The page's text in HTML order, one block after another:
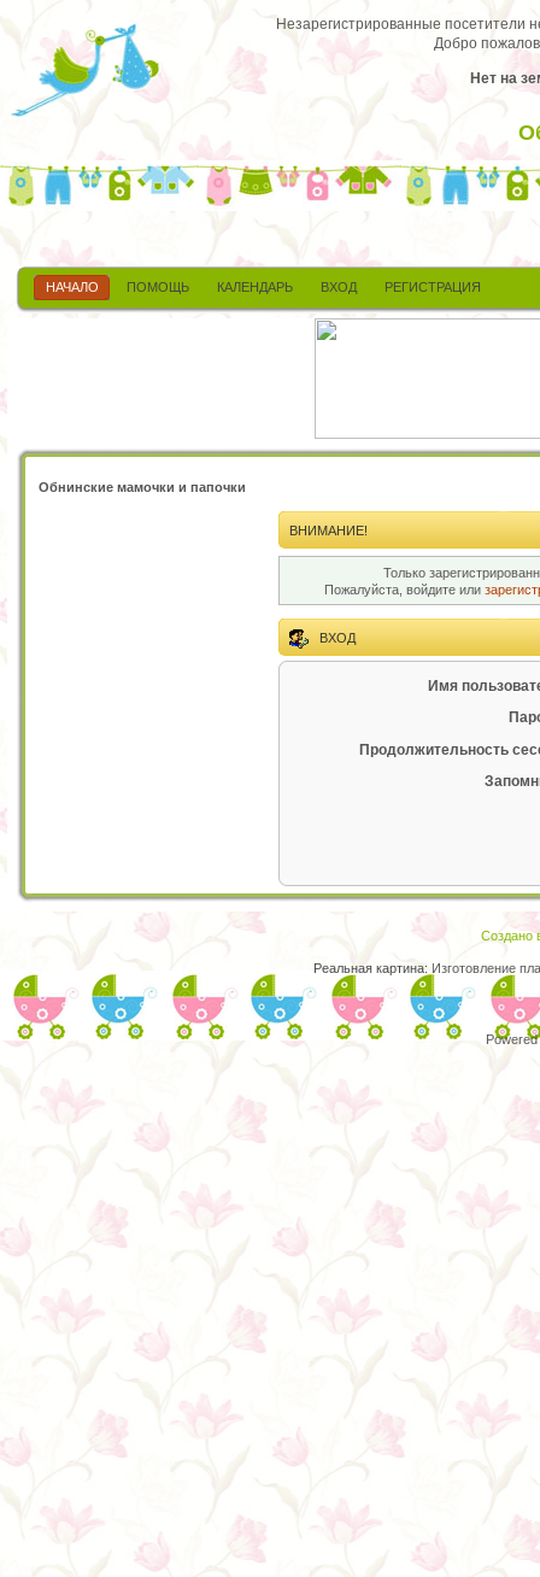
Незарегистрированные посетители
Добро
Нет на
НАЧАЛО ПОМОЩЬ КАЛЕНДАРЬ ВХОД РЕГИСТРАЦИЯ
Обнинские мамочки и папочки
ВНИМАНИЕ!
Только
Пожалуйста, войдите или
ВХОД
Имя
Продолжительность
Создано
Реальная картина: Изготовление